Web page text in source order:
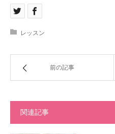
レッスン
前の記事
関連記事